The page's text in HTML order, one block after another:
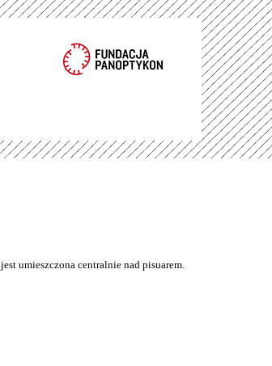
umieszczona centralnie nad pisuarem.